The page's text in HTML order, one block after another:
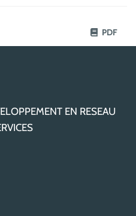
PDF
EN RESEAU